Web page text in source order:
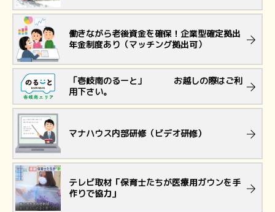
働きながら老後資金を確保！企業型確定拠出
年金制度あり（マッチング拠出可）
「壱岐南のるーと」 お越しの際はご利
用下さい。
マナハウス内部研修（ビデオ研修）
テレビ取材「保育士たちが医療用ガウンを手
作りで協力」